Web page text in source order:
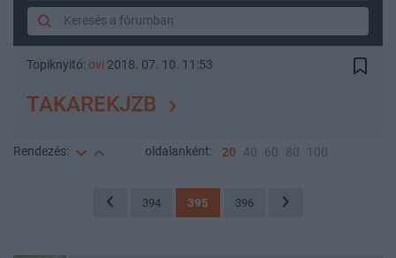
Topiknyitó: ovi 2018. 07. 10. 11:53
TAKAREKJZB
Rendezés: oldalanként: 20 40 60 80 100
394 395 396